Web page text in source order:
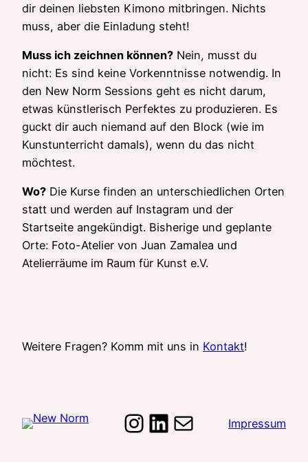
dir deinen liebsten Kimono mitbringen. Nichts
muss, aber die Einladung steht!
Muss ich zeichnen können? Nein, musst du
nicht: Es sind keine Vorkenntnisse notwendig. In
den New Norm Sessions geht es nicht darum,
etwas künstlerisch Perfektes zu produzieren. Es
guckt dir auch niemand auf den Block (wie im
Kunstunterricht damals), wenn du das nicht
möchtest.
Wo? Die Kurse finden an unterschiedlichen Orten
statt und werden auf Instagram und der
Startseite angekündigt. Bisherige und geplante
Orte: Foto-Atelier von Juan Zamalea und
Atelierräume im Raum für Kunst e.V.
Weitere Fragen? Komm mit uns in Kontakt!
Instagram
LinkedIn
E-Mail Impressum